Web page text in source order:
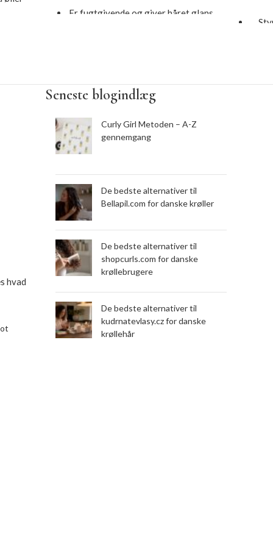
Er fugtgivende og giver håret glans
Hjælper med at få hårets naturlige
krøllemønster frem
Størrelse: 236 ml
hvad
Seneste blogindlæg
Curly Girl Metoden – A-Z
gennemgang
De bedste alternativer til
Bellapil.com for danske krøller
De bedste alternativer til
shopcurls.com for danske
krøllebrugere
De bedste alternativer til
kudrnatevlasy.cz for danske
krøllehår